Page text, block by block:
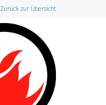
Zurück zur Übersicht